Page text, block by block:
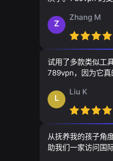
Z
Zhang M
试用了多款类似工
789vpn，因为它真
L
Liu K
从抚养我的孩子角
助我们一家访问国